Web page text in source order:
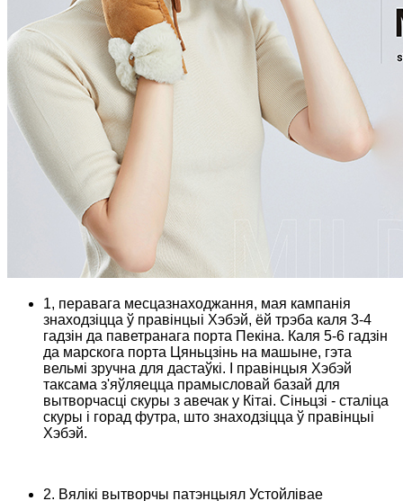
1, перавага месцазнаходжання, мая кампанія
знаходзіцца ў правінцыі Хэбэй, ёй трэба каля 3-4
гадзін да паветранага порта Пекіна. Каля 5-6 гадзін
да марскога порта Цяньцзінь на машыне, гэта
вельмі зручна для дастаўкі. І правінцыя Хэбэй
таксама з'яўляецца прамысловай базай для
вытворчасці скуры з авечак у Кітаі. Сіньцзі - сталіца
скуры і горад футра, што знаходзіцца ў правінцыі
Хэбэй.
2. Вялікі вытворчы патэнцыял Устойлівае